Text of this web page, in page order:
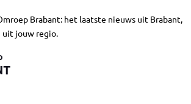
Brabant: het laatste nieuws uit Brabant,
jouw regio.